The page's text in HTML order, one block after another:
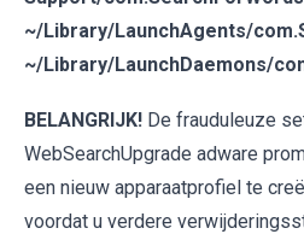
~/Library/LaunchAgents/
~/Library/LaunchDaemons/
BELANGRIJK! De frauduleuze
WebSearchUpgrade adware
een nieuw apparaatprofiel te
voordat u verdere